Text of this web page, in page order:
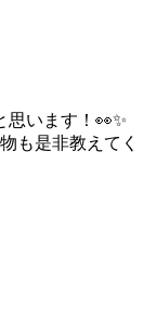
思います！👀✨
も是非教えてく